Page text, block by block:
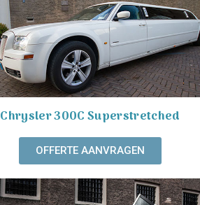
Chrysler 300C Superstretched
OFFERTE AANVRAGEN